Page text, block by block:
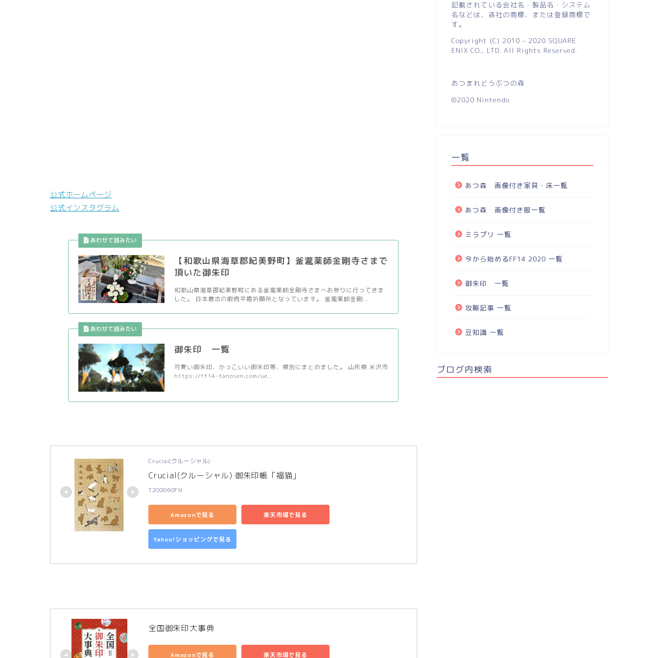
公式ホームページ
公式インスタグラム
【和歌山県海草郡紀美野町】釜瀧薬師金剛寺さまで
頂いた御朱印
和歌山県海草郡紀美野町にある釜瀧薬師金剛寺さまへお参りに行ってきま
した。 日本最古の眼病平癒祈願所となっています。 釜瀧薬師金剛...
御朱印 一覧
可愛い御朱印、かっこいい御朱印等、県別にまとめました。 山形県 米沢市
https://ff14-tanosen.com/ue...
Crucial(クルーシャル)
Crucial(クルーシャル) 御朱印帳「福猫」
T200060FN
Amazonで見る 楽天市場で見る
Yahoo!ショッピングで見る
全国御朱印大事典
Amazonで見る 楽天市場で見る
記載されている会社名・製品名・システム
名などは、各社の商標、または登録商標で
す。
Copyright (C) 2010 – 2020 SQUARE
ENIX CO., LTD. All Rights Reserved.
あつまれどうぶつの森
©2020 Nintendo
一覧
あつ森 画像付き家具・床一覧
あつ森 画像付き服一覧
ミラプリ 一覧
今から始めるFF14 2020 一覧
御朱印 一覧
攻略記事 一覧
豆知識 一覧
ブログ内検索